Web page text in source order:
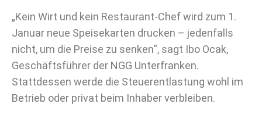
„Kein Wirt und kein Restaurant-Chef wird zum 1.
Januar neue Speisekarten drucken – jedenfalls
nicht, um die Preise zu senken“, sagt Ibo Ocak,
Geschäftsführer der NGG Unterfranken.
Stattdessen werde die Steuerentlastung wohl im
Betrieb oder privat beim Inhaber verbleiben.